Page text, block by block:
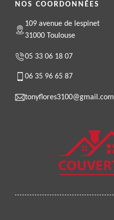
NOS COORDONNÉES
109 avenue de lespinet
31000 Toulouse
05 33 06 18 07
06 35 96 65 87
tonyflores3100@gmail.com